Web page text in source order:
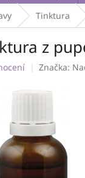
Tinktura
z
Značka: